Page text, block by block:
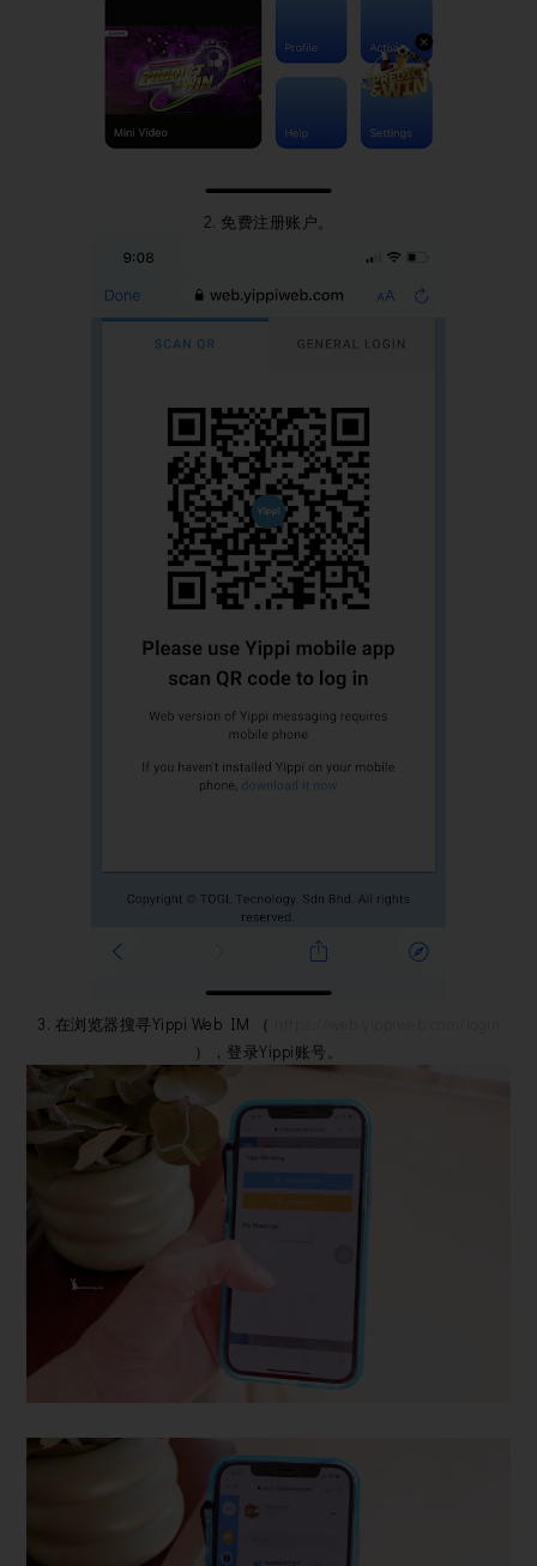
2. 免费注册账户。
3. 在浏览器搜寻Yippi Web IM （
），登录Yippi账号。